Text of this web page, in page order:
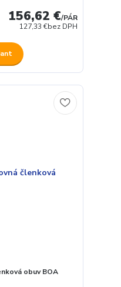
156,62 €/PÁR
127,33 €bez DPH
obuv BOA